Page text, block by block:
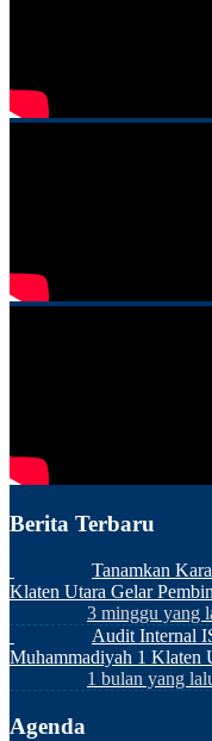
Berita Terbaru
Tanamkan
Klaten Utara Gelar
3 minggu yang
Audit Internal
Muhammadiyah 1 Klaten
1 bulan yang
Agenda